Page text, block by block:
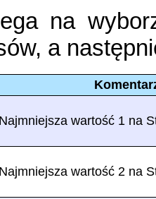
na
a
Najmniejsza wartość 1 na
Najmniejsza wartość 2 na